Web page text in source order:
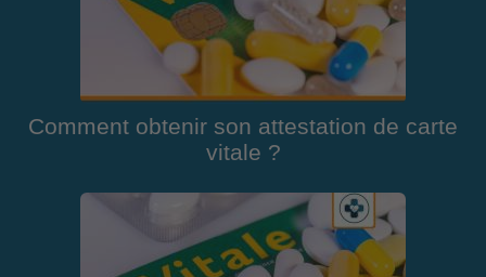
Comment obtenir son attestation de carte
vitale ?